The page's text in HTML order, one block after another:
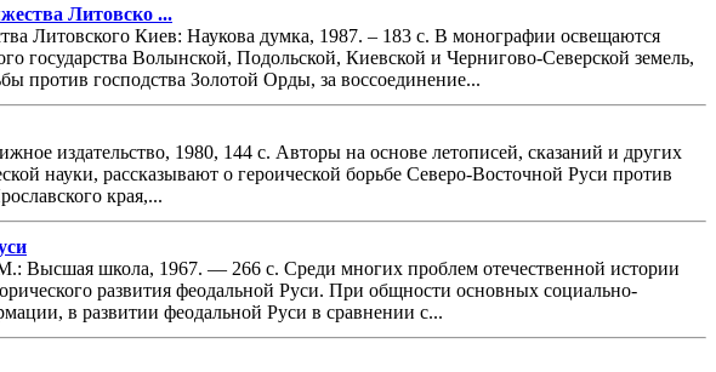
Литовско ...
Литовского Киев: Наукова думка, 1987. – 183 с. В монографии освещаются
государства Волынской, Подольской, Киевской и Чернигово-Северской земель,
против господства Золотой Орды, за воссоединение...
издательство, 1980, 144 с. Авторы на основе летописей, сказаний и других
науки, рассказывают о героической борьбе Северо-Восточной Руси против
края,...
Высшая школа, 1967. — 266 с. Среди многих проблем отечественной истории
развития феодальной Руси. При общности основных социально-
в развитии феодальной Руси в сравнении с...